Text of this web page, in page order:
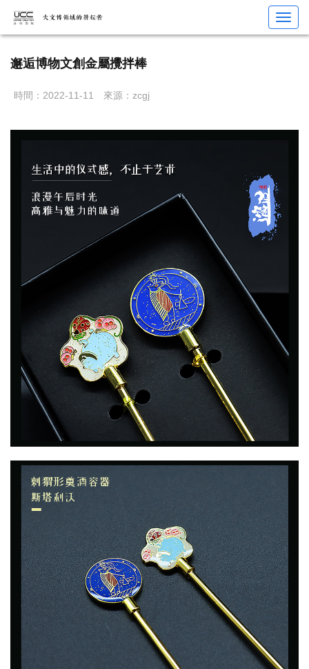
您當前位置： 首頁>IP運營 > 邂逅博物文創金屬攪拌棒
邂逅博物文創金屬攪拌棒
時間：2022-11-11 來源：zcgj